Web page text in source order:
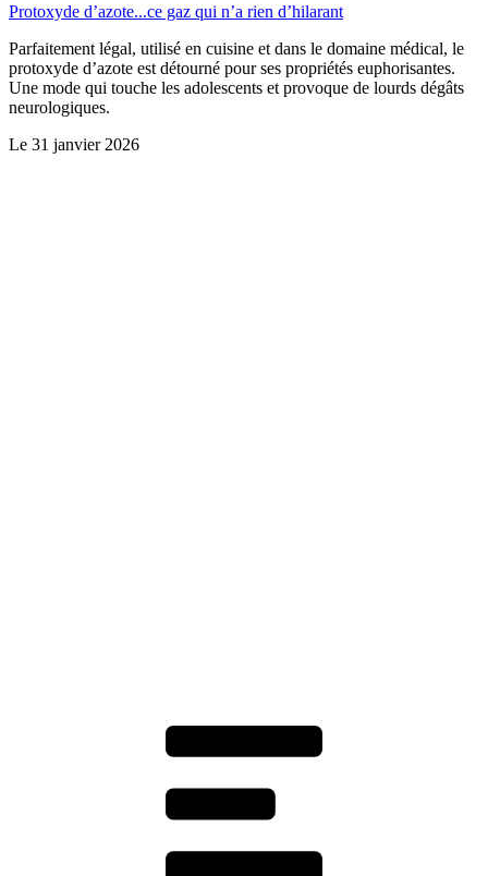
Protoxyde d’azote...ce gaz qui n’a rien d’hilarant
Parfaitement légal, utilisé en cuisine et dans le domaine médical, le
protoxyde d’azote est détourné pour ses propriétés euphorisantes.
Une mode qui touche les adolescents et provoque de lourds dégâts
neurologiques.
Le 31 janvier 2026